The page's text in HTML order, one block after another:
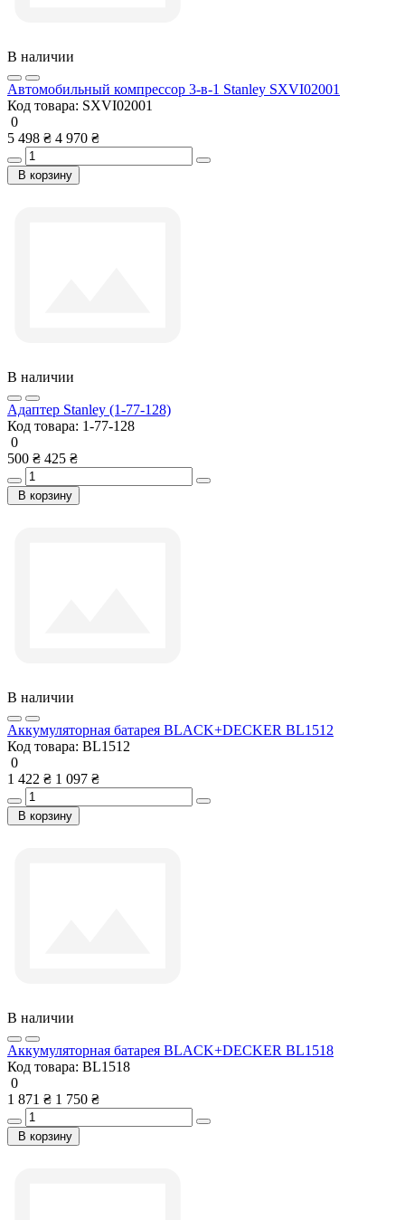
В наличии
Автомобильный компрессор 3-в-1 Stanley SXVI02001
Код товара: SXVI02001
0
5 498 ₴ 4 970 ₴
В корзину
В наличии
Адаптер Stanley (1-77-128)
Код товара: 1-77-128
0
500 ₴ 425 ₴
В корзину
В наличии
Аккумуляторная батарея BLACK+DECKER BL1512
Код товара: BL1512
0
1 422 ₴ 1 097 ₴
В корзину
В наличии
Аккумуляторная батарея BLACK+DECKER BL1518
Код товара: BL1518
0
1 871 ₴ 1 750 ₴
В корзину